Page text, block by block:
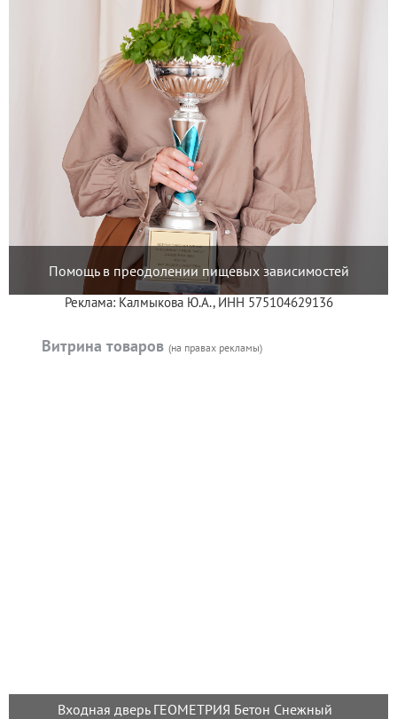
Помощь в преодолении пищевых зависимостей
Реклама: Калмыкова Ю.А., ИНН 575104629136
Витрина товаров (на правах рекламы)
Входная дверь ГЕОМЕТРИЯ Бетон Снежный